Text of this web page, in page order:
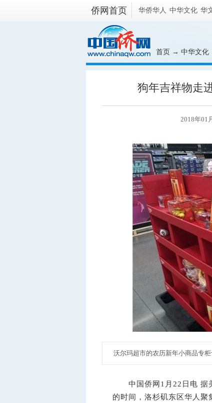
侨网首页 华侨华人 中华文化 华
首页 → 中华文化
狗年吉祥物走
2018年01
沃尔玛超市的农历新年小商品专柜
中国侨网1月22日电 据美
的时间，洛杉矶东区华人